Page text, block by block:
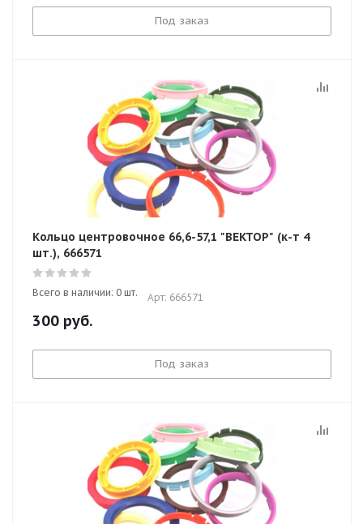
Под заказ
Кольцо центровочное 66,6-57,1 "ВЕКТОР" (к-т 4
шт.), 666571
Всего в наличии: 0 шт. Арт: 666571
300 руб.
Под заказ